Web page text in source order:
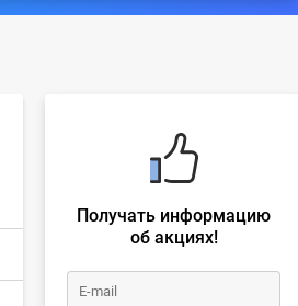
Получать информацию
об акциях!